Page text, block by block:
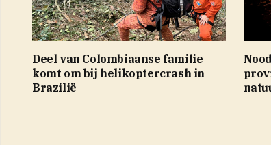
Deel van Colombiaanse familie
komt om bij helikoptercrash in
Brazilië